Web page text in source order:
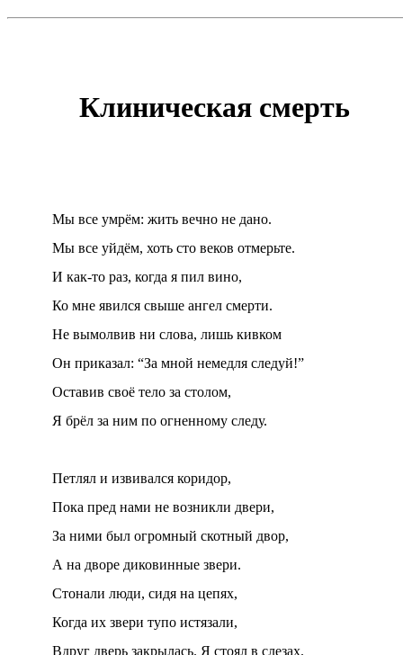
Клиническая смерть
Мы все умрём: жить вечно не дано.
Мы все уйдём, хоть сто веков отмерьте.
И как-то раз, когда я пил вино,
Ко мне явился свыше ангел смерти.
Не вымолвив ни слова, лишь кивком
Он приказал: “За мной немедля следуй!”
Оставив своё тело за столом,
Я брёл за ним по огненному следу.
Петлял и извивался коридор,
Пока пред нами не возникли двери,
За ними был огромный скотный двор,
А на дворе диковинные звери.
Стонали люди, сидя на цепях,
Когда их звери тупо истязали,
Вдруг дверь закрылась. Я стоял в слезах.